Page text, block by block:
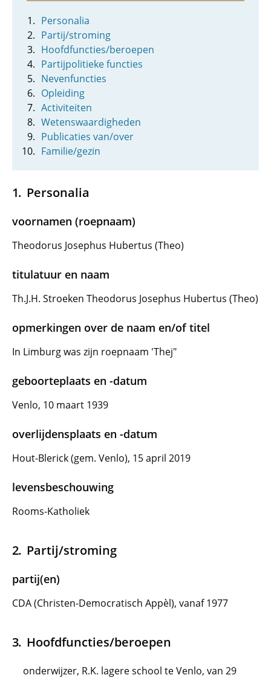
Personalia
Partij/stroming
Hoofdfuncties/beroepen
Partijpolitieke functies
Nevenfuncties
Opleiding
Activiteiten
Wetenswaardigheden
Publicaties van/over
Familie/gezin
Personalia
voornamen (roepnaam)
Theodorus Josephus Hubertus (Theo)
titulatuur en naam
Th.J.H. Stroeken Theodorus Josephus Hubertus (Theo)
opmerkingen over de naam en/of titel
In Limburg was zijn roepnaam 'Thej"
geboorteplaats en -datum
Venlo, 10 maart 1939
overlijdensplaats en -datum
Hout-Blerick (gem. Venlo), 15 april 2019
levensbeschouwing
Rooms-Katholiek
Partij/stroming
partij(en)
CDA (Christen-Democratisch Appèl), vanaf 1977
Hoofdfuncties/beroepen
onderwijzer, R.K. lagere school te Venlo, van 29